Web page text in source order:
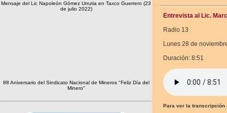
Mensaje del Lic Napoleón Gómez Urrutia en Taxco Guerrero (23
de julio 2022)
88 Aniversario del Sindicato Nacional de Mineros "Feliz Día del
Minero"
Entrevista al Lic.
Radio 13
Lunes 28 de
Duración: 8:51
Para ver la